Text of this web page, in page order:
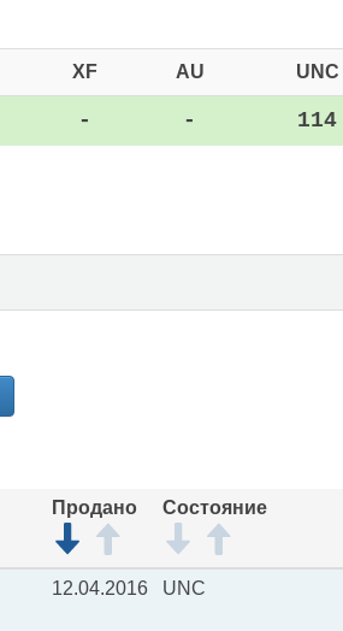
XF AU UNC
- - 114
Продано Состояние
12.04.2016 UNC